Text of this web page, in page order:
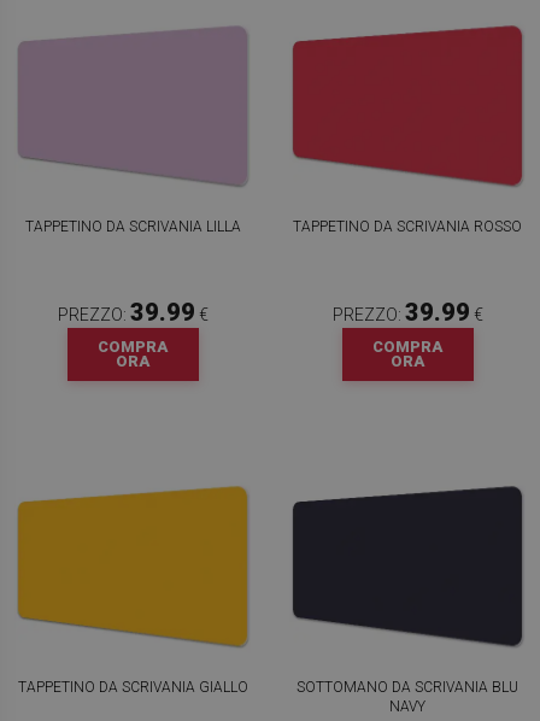
TAPPETINO DA SCRIVANIA LILLA
PREZZO: 39.99 €
COMPRA
ORA
TAPPETINO DA SCRIVANIA ROSSO
PREZZO: 39.99 €
COMPRA
ORA
TAPPETINO DA SCRIVANIA GIALLO
SOTTOMANO DA SCRIVANIA BLU
NAVY